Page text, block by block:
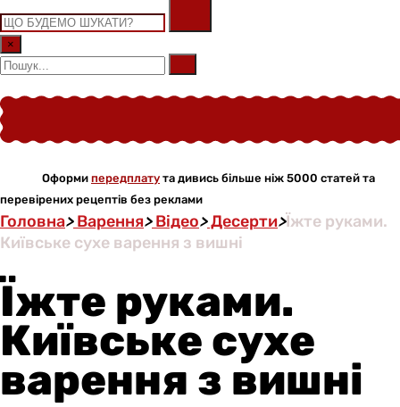
×
Оформи передплату та дивись більше ніж 5000 статей та
перевірених рецептів без реклами
Головна>Варення>Відео>Десерти>Їжте руками.
Київське сухе варення з вишні
Їжте руками.
Київське сухе
варення з вишні